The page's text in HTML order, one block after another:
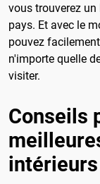
vous trouverez
pays. Et avec le
pouvez
n'importe quelle
visiter.
Conseils
intérieurs